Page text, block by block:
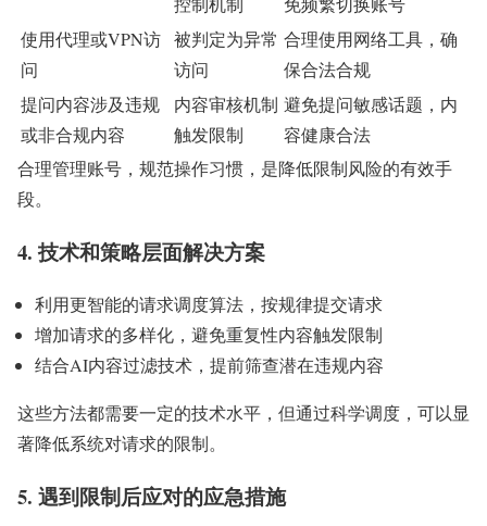
使用代理或VPN访
问
被判定为异常
访问
合理使用网络工具，确
保合法合规
提问内容涉及违规
或非合规内容
内容审核机制
触发限制
避免提问敏感话题，内
容健康合法
合理管理账号，规范操作习惯，是降低限制风险的有效手
段。
4. 技术和策略层面解决方案
利用更智能的请求调度算法，按规律提交请求
增加请求的多样化，避免重复性内容触发限制
结合AI内容过滤技术，提前筛查潜在违规内容
这些方法都需要一定的技术水平，但通过科学调度，可以显
著降低系统对请求的限制。
5. 遇到限制后应对的应急措施